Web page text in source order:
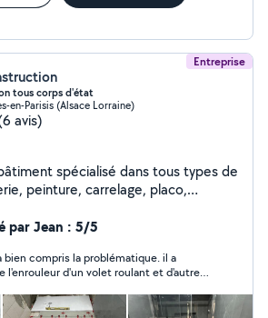
Entreprise
tous corps d'état
en-Parisis (Alsace Lorraine)
avis)
spécialisé dans tous types de
peinture, carrelage, placo,
devis gratuit et intervention
par Jean : 5/5
l'enrouleur d'un volet roulant et d'autres